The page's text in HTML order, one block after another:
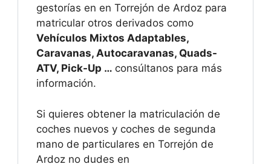
gestorías en en Torrejón de Ardoz para
matricular otros derivados como
Vehículos Mixtos Adaptables,
Caravanas, Autocaravanas, Quads-
ATV, Pick-Up … consúltanos para más
información.
Si quieres obtener la matriculación de
coches nuevos y coches de segunda
mano de particulares en Torrejón de
Ardoz no dudes en